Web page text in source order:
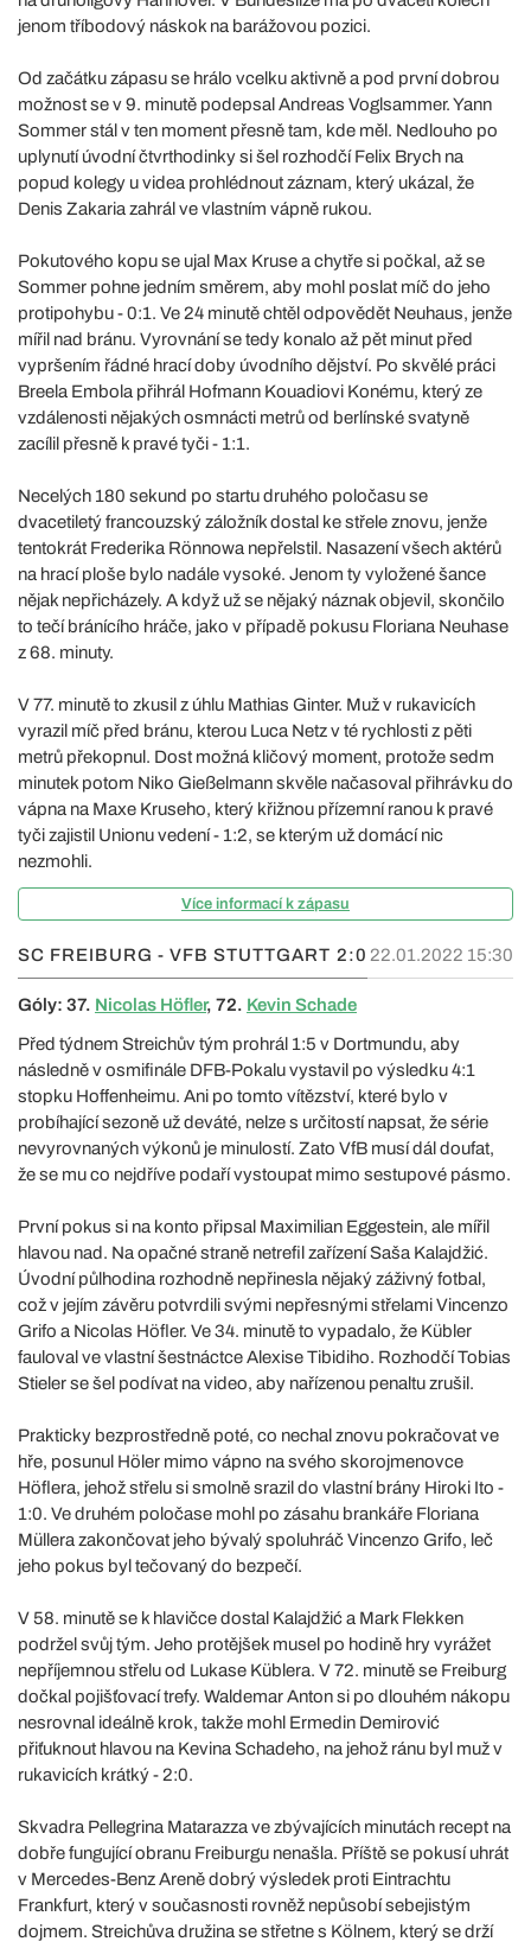
jenom tříbodový náskok na barážovou pozici.
Od začátku zápasu se hrálo vcelku aktivně a pod první dobrou
možnost se v 9. minutě podepsal Andreas Voglsammer. Yann
Sommer stál v ten moment přesně tam, kde měl. Nedlouho po
uplynutí úvodní čtvrthodinky si šel rozhodčí Felix Brych na
popud kolegy u videa prohlédnout záznam, který ukázal, že
Denis Zakaria zahrál ve vlastním vápně rukou.
Pokutového kopu se ujal Max Kruse a chytře si počkal, až se
Sommer pohne jedním směrem, aby mohl poslat míč do jeho
protipohybu - 0:1. Ve 24 minutě chtěl odpovědět Neuhaus, jenže
mířil nad bránu. Vyrovnání se tedy konalo až pět minut před
vypršením řádné hrací doby úvodního dějství. Po skvělé práci
Breela Embola přihrál Hofmann Kouadiovi Konému, který ze
vzdálenosti nějakých osmnácti metrů od berlínské svatyně
zacílil přesně k pravé tyči - 1:1.
Necelých 180 sekund po startu druhého poločasu se
dvacetiletý francouzský záložník dostal ke střele znovu, jenže
tentokrát Frederika Rönnowa nepřelstil. Nasazení všech aktérů
na hrací ploše bylo nadále vysoké. Jenom ty vyložené šance
nějak nepřicházely. A když už se nějaký náznak objevil, skončilo
to tečí bránícího hráče, jako v případě pokusu Floriana Neuhase
z 68. minuty.
V 77. minutě to zkusil z úhlu Mathias Ginter. Muž v rukavicích
vyrazil míč před bránu, kterou Luca Netz v té rychlosti z pěti
metrů překopnul. Dost možná kličový moment, protože sedm
minutek potom Niko Gießelmann skvěle načasoval přihrávku do
vápna na Maxe Kruseho, který křižnou přízemní ranou k pravé
tyči zajistil Unionu vedení - 1:2, se kterým už domácí nic
nezmohli.
Více informací k zápasu
SC FREIBURG - VFB STUTTGART 2:0 22.01.2022 15:30
Góly: 37. Nicolas Höfler, 72. Kevin Schade
Před týdnem Streichův tým prohrál 1:5 v Dortmundu, aby
následně v osmifinále DFB-Pokalu vystavil po výsledku 4:1
stopku Hoffenheimu. Ani po tomto vítězství, které bylo v
probíhající sezoně už deváté, nelze s určitostí napsat, že série
nevyrovnaných výkonů je minulostí. Zato VfB musí dál doufat,
že se mu co nejdříve podaří vystoupat mimo sestupové pásmo.
První pokus si na konto připsal Maximilian Eggestein, ale mířil
hlavou nad. Na opačné straně netrefil zařízení Saša Kalajdžić.
Úvodní půlhodina rozhodně nepřinesla nějaký záživný fotbal,
což v jejím závěru potvrdili svými nepřesnými střelami Vincenzo
Grifo a Nicolas Höfler. Ve 34. minutě to vypadalo, že Kübler
fauloval ve vlastní šestnáctce Alexise Tibidiho. Rozhodčí Tobias
Stieler se šel podívat na video, aby nařízenou penaltu zrušil.
Prakticky bezprostředně poté, co nechal znovu pokračovat ve
hře, posunul Höler mimo vápno na svého skorojmenovce
Höflera, jehož střelu si smolně srazil do vlastní brány Hiroki Ito -
1:0. Ve druhém poločase mohl po zásahu brankáře Floriana
Müllera zakončovat jeho bývalý spoluhráč Vincenzo Grifo, leč
jeho pokus byl tečovaný do bezpečí.
V 58. minutě se k hlavičce dostal Kalajdžić a Mark Flekken
podržel svůj tým. Jeho protějšek musel po hodině hry vyrážet
nepříjemnou střelu od Lukase Küblera. V 72. minutě se Freiburg
dočkal pojišťovací trefy. Waldemar Anton si po dlouhém nákopu
nesrovnal ideálně krok, takže mohl Ermedin Demirović
přiťuknout hlavou na Kevina Schadeho, na jehož ránu byl muž v
rukavicích krátký - 2:0.
Skvadra Pellegrina Matarazza ve zbývajících minutách recept na
dobře fungující obranu Freiburgu nenašla. Příště se pokusí uhrát
v Mercedes-Benz Areně dobrý výsledek proti Eintrachtu
Frankfurt, který v současnosti rovněž nepůsobí sebejistým
dojmem. Streichůva družina se střetne s Kölnem, který se drží